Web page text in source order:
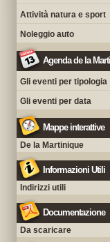
Attività natura e sport
Noleggio auto
Agenda de la
Gli eventi per tipologia
Gli eventi per data
Mappe interattive
De la Martinique
Informazioni Utili
Indirizzi utili
Documentazione
Da scaricare